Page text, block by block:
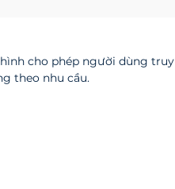
cho phép người dùng truy
theo nhu cầu.